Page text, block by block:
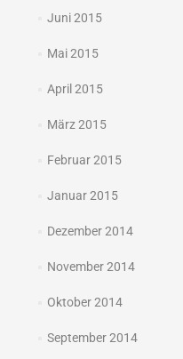
Juni 2015
Mai 2015
April 2015
März 2015
Februar 2015
Januar 2015
Dezember 2014
November 2014
Oktober 2014
September 2014